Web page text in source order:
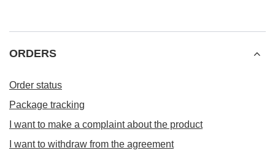
ORDERS
Order status
Package tracking
I want to make a complaint about the product
I want to withdraw from the agreement